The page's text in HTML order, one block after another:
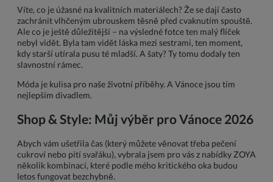
Víte, co je úžasné na kvalitních materiálech? Že se dají často
zachránit vlhčeným ubrouskem těsně před cvaknutím spouště.
Ale co je ještě důležitější – na výsledné fotce ten malý flíček
nebyl vidět. Byla tam vidět láska mezi sestrami, ten moment,
kdy starší utírala pusu té mladší. A šaty? Ty tomu dodaly ten
slavnostní rámec.
Móda je kulisa pro naše životní příběhy. A Vánoce jsou tím
nejlepším divadlem.
Shop & Style: Můj výběr pro Vánoce 2026
Abych vám ušetřila čas (který můžete věnovat třeba pečení
cukroví nebo pití svařáku), vybrala jsem pro vás z nabídky ZOYA
několik kombinací, které podle mého kritického oka budou
letos fungovat bezchybně.